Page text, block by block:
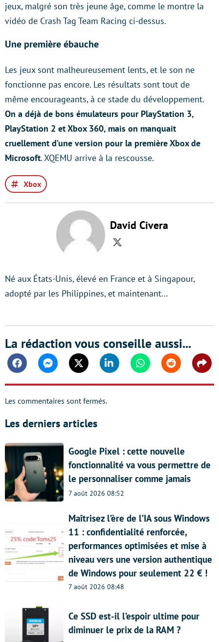
jeux, malgré son très jeune âge, comme le montre la
vidéo de Crash Tag Team Racing ci-dessus.
Une première ébauche
Les jeux sont malheureusement lents, et le son ne
fonctionne pas encore. Les résultats sont tout de
même encourageants, à ce stade du développement.
On a déjà de bons émulateurs pour PlayStation 3,
PlayStation 2 et Xbox 360, mais on manquait
cruellement d’une version pour la première Xbox de
Microsoft. XQEMU arrive à la rescousse.
Xbox
David Civera
Twitter
Né aux États-Unis, élevé en France et à Singapour,
adopté par les Philippines, et maintenant…
La rédaction vous conseille aussi...
FacebookMessengerTwitter Linkedin WhatsappReddit
Les commentaires sont fermés.
Les derniers articles
Google Pixel : cette nouvelle
fonctionnalité va vous permettre de
le personnaliser comme jamais
7 août 2026 08:52
Maîtrisez l’ère de l’IA sous Windows
11 : confidentialité renforcée,
performances optimisées et mise à
niveau vers une version authentique
de Windows pour seulement 22 € !
7 août 2026 08:48
Ce SSD est-il l’espoir ultime pour
diminuer le prix de la RAM ?